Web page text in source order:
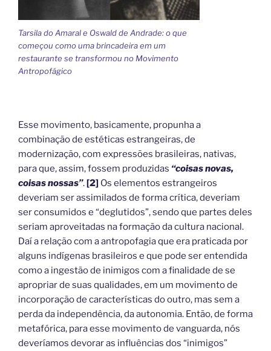
Tarsila do Amaral e Oswald de Andrade: o que
começou como uma brincadeira em um
restaurante se transformou no Movimento
Antropofágico
Esse movimento, basicamente, propunha a
combinação de estéticas estrangeiras, de
modernização, com expressões brasileiras, nativas,
para que, assim, fossem produzidas “coisas novas,
coisas nossas”.[2] Os elementos estrangeiros
deveriam ser assimilados de forma crítica, deveriam
ser consumidos e “deglutidos”, sendo que partes deles
seriam aproveitadas na formação da cultura nacional.
Daí a relação com a antropofagia que era praticada por
alguns indígenas brasileiros e que pode ser entendida
como a ingestão de inimigos com a finalidade de se
apropriar de suas qualidades, em um movimento de
incorporação de características do outro, mas sem a
perda da independência, da autonomia. Então, de forma
metafórica, para esse movimento de vanguarda, nós
deveríamos devorar as influências dos “inimigos”